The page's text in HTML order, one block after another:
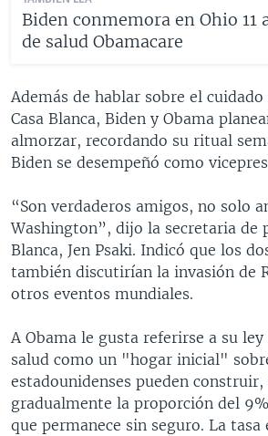
Biden conmemora en Ohio 11
de salud Obamacare
Además de hablar sobre el
Casa Blanca, Biden y Obama
almorzar, recordando su ritual
Biden se desempeñó como
“Son verdaderos amigos, no solo
Washington”, dijo la secretaria de
Blanca, Jen Psaki. Indicó que los
también discutirían la invasión de
otros eventos mundiales.
A Obama le gusta referirse a su
salud como un "hogar inicial"
estadounidenses pueden construir,
gradualmente la proporción del
que permanece sin seguro. La tasa